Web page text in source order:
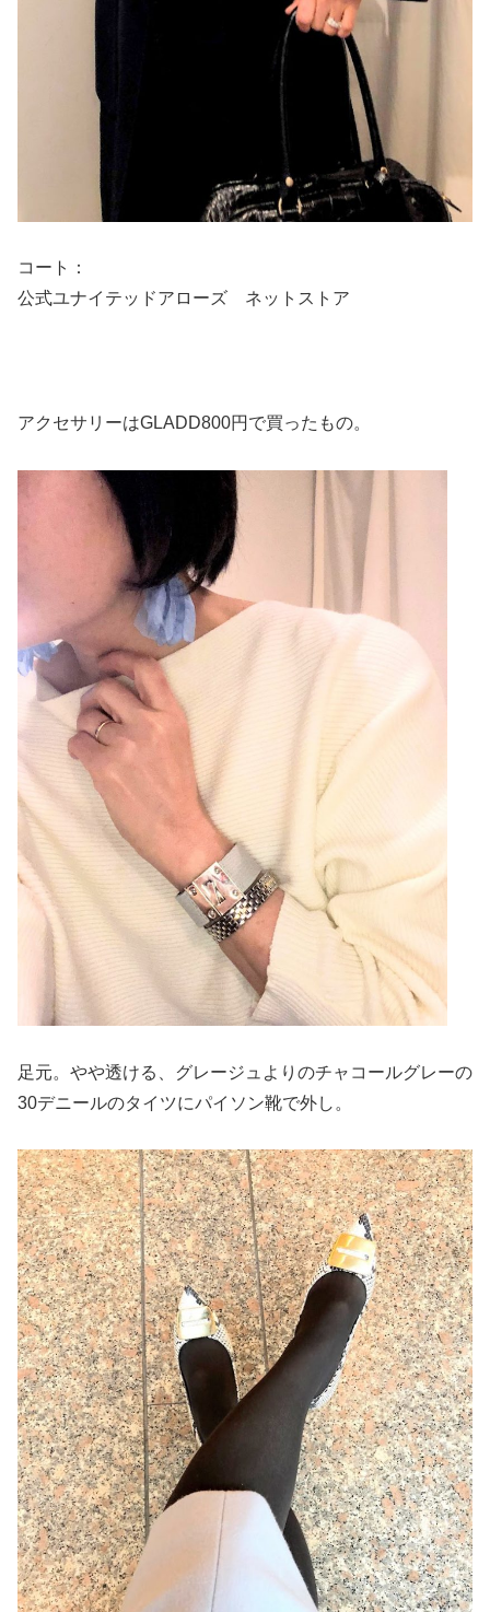
コート：
公式ユナイテッドアローズ ネットストア
アクセサリーはGLADD800円で買ったもの。
足元。やや透ける、グレージュよりのチャコールグレーの
30デニールのタイツにパイソン靴で外し。